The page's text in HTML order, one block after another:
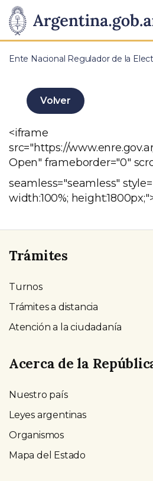
Presidencia
de
Nación
Pasar al contenido principal
Ente Nacional Regulador de la
Volver
<iframe
src="https://
Open" frameborder="0"
seamless="seamless"
width:100%;
Trámites
Turnos
Trámites a distancia
Atención a la ciudadanía
Acerca de la
Nuestro país
Leyes argentinas
Organismos
Mapa del Estado